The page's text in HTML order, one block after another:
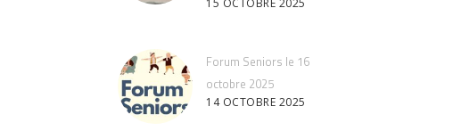
15 OCTOBRE 2025
Forum Seniors le 16
octobre 2025
14 OCTOBRE 2025